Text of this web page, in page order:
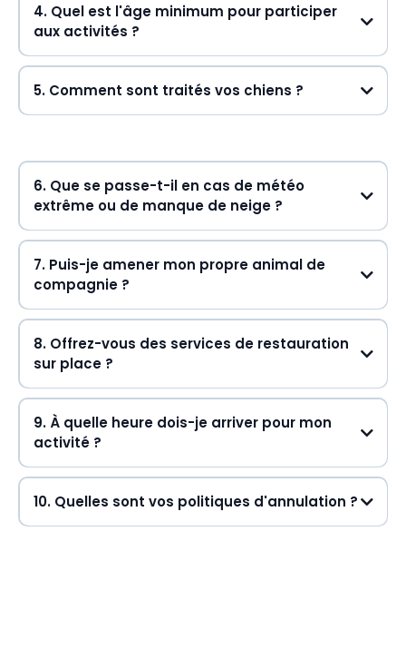
4. Quel est l'âge minimum pour participer
aux activités ?
Traîneau à chiens :
Glissade :
5. Comment sont traités vos chiens ?
6. Que se passe-t-il en cas de météo
extrême ou de manque de neige ?
7. Puis-je amener mon propre animal de
compagnie ?
Non.
8. Offrez-vous des services de restauration
sur place ?
collation et un breuvage chaud
9. À quelle heure dois-je arriver pour mon
activité ?
15 minutes avant
10. Quelles sont vos politiques d'annulation ?